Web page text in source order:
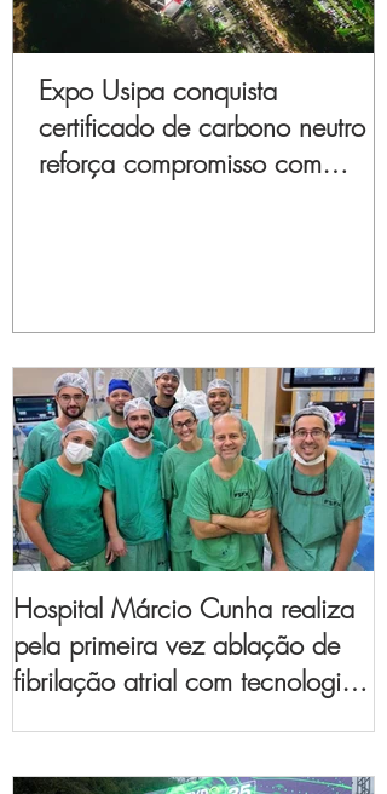
Expo Usipa conquista
certificado de carbono neutro e
reforça compromisso com
Hospital Márcio Cunha realiza
pela primeira vez ablação de
fibrilação atrial com tecnologia